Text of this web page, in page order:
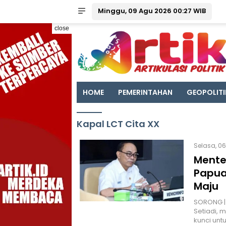
Minggu, 09 Agu 2026 00:27 WIB
close
HOME PEMERINTAHAN
Kapal LCT Cita XX
Selasa,
Maju
Setiadi,
kunci